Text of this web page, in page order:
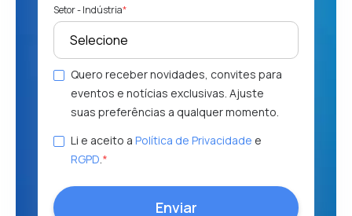
Setor - Indústria*
Quero receber novidades, convites para
eventos e notícias exclusivas. Ajuste
suas preferências a qualquer momento.
Li e aceito a Política de Privacidade e
RGPD.*